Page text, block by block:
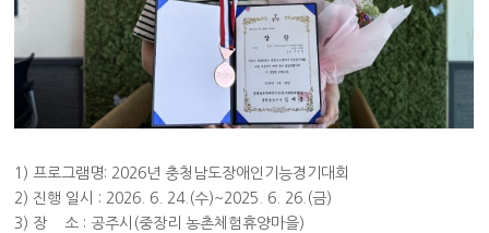
1) 프로그램명: 2026년 충청남도장애인기능경기대회
2) 진행 일시 : 2026. 6. 24.(수)~2025. 6. 26.(금)
3) 장 소 : 공주시(중장리 농촌체험휴양마을)